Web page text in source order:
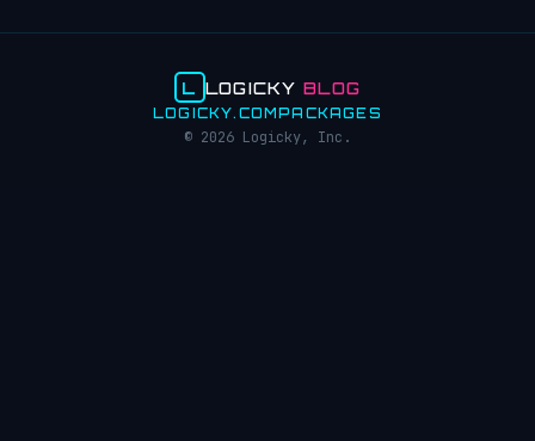
L LOGICKYBLOG
LOGICKY.COM PACKAGES
© 2026 Logicky, Inc.